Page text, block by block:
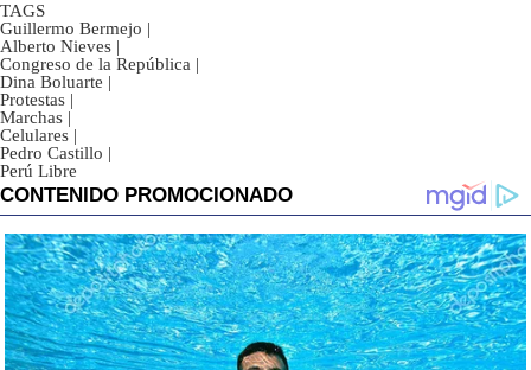
TAGS
Guillermo Bermejo |
Alberto Nieves |
Congreso de la República |
Dina Boluarte |
Protestas |
Marchas |
Celulares |
Pedro Castillo |
Perú Libre